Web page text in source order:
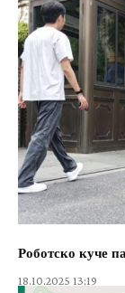
Роботско куче
18.10.2025 13:19